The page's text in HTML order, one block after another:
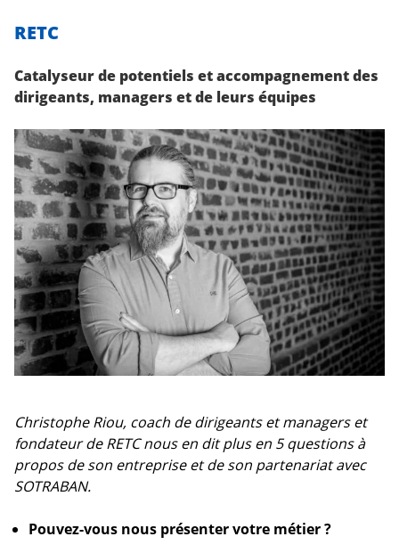
RETC
Catalyseur de potentiels et accompagnement des
dirigeants, managers et de leurs équipes
Christophe Riou, coach de dirigeants et managers et
fondateur de RETC nous en dit plus en 5 questions à
propos de son entreprise et de son partenariat avec
SOTRABAN.
Pouvez-vous nous présenter votre métier ?